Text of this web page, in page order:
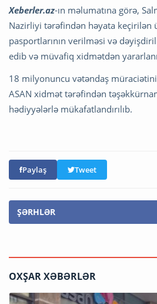
Xeberler.az-ın məlumatına görə,
Nazirliyi tərəfindən həyata keçirilən
pasportlarının verilməsi və
edib və müvafiq xidmətdən
18 milyonuncu vətəndaş
ASAN xidmət tərəfindən
hədiyyələrlə mükafatlandırılıb.
Paylaş Tweet
ŞƏRHLƏR
OXŞAR XƏBƏRLƏR